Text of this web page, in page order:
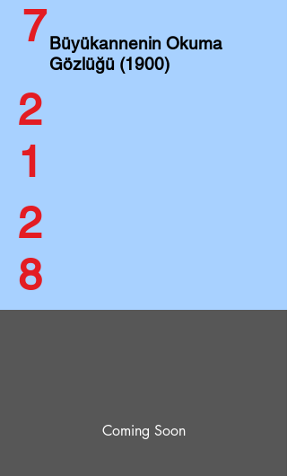
7Büyükannenin Okuma
Gözlüğü (1900)
2
1
2
8
Coming Soon